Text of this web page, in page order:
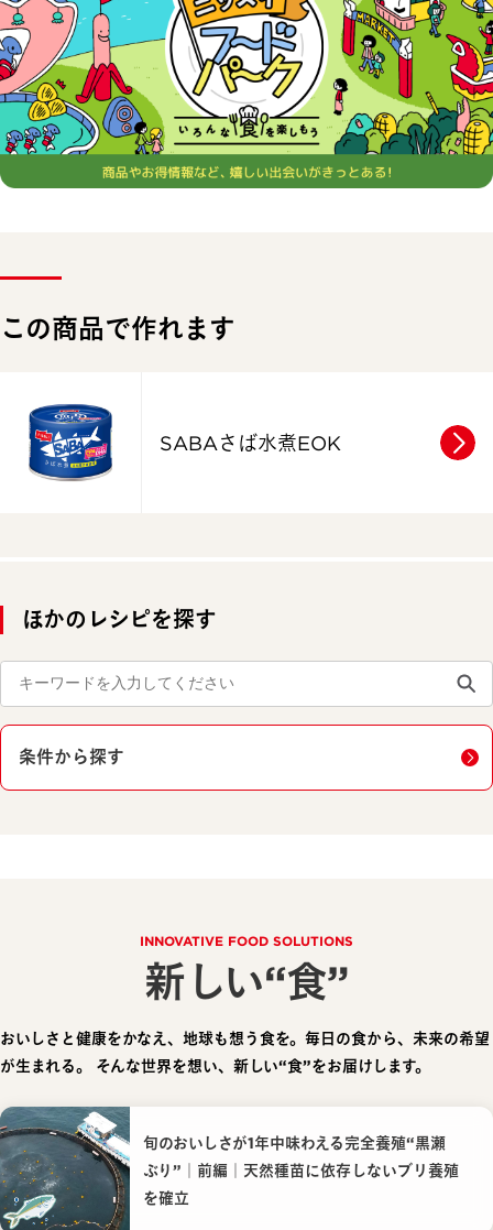
この商品で作れます
SABAさば水煮EOK
ほかのレシピを探す
条件から探す
INNOVATIVE FOOD SOLUTIONS
新しい“食”
おいしさと健康をかなえ、地球も想う食を。毎日の食から、未来の希望
が生まれる。
そんな世界を想い、新しい“食”をお届けします。
旬のおいしさが1年中味わえる完全養殖“黒瀬
ぶり”｜前編｜天然種苗に依存しないブリ養殖
を確立